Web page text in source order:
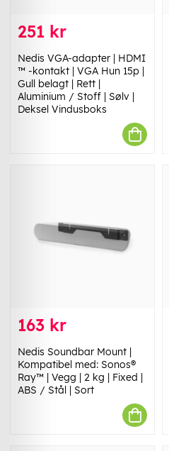
251 kr
Nedis VGA-adapter | HDMI
™ -kontakt | VGA Hun 15p |
Gull belagt | Rett |
Aluminium / Stoff | Sølv |
Deksel Vindusboks
163 kr
Nedis Soundbar Mount |
Kompatibel med: Sonos®
Ray™ | Vegg | 2 kg | Fixed |
ABS / Stål | Sort